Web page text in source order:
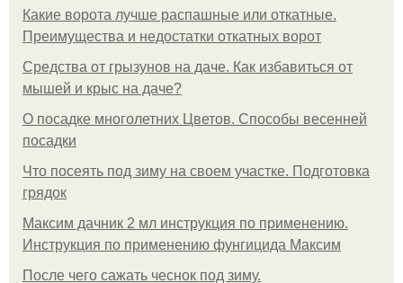
Какие ворота лучше распашные или откатные.
Преимущества и недостатки откатных ворот
Средства от грызунов на даче. Как избавиться от
мышей и крыс на даче?
О посадке многолетних Цветов. Способы весенней
посадки
Что посеять под зиму на своем участке. Подготовка
грядок
Максим дачник 2 мл инструкция по применению.
Инструкция по применению фунгицида Максим
После чего сажать чеснок под зиму.